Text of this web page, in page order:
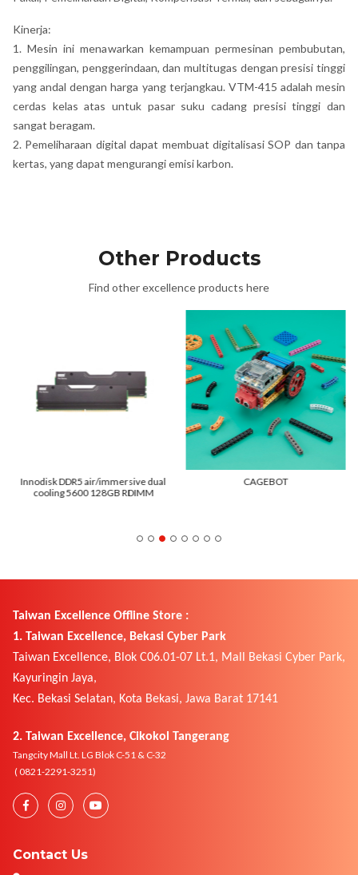
Kinerja:
1. Mesin ini menawarkan kemampuan permesinan pembubutan,
penggilingan, penggerindaan, dan multitugas dengan presisi tinggi
yang andal dengan harga yang terjangkau. VTM-415 adalah mesin
cerdas kelas atas untuk pasar suku cadang presisi tinggi dan
sangat beragam.
2. Pemeliharaan digital dapat membuat digitalisasi SOP dan tanpa
kertas, yang dapat mengurangi emisi karbon.
Other Products
Find other excellence products here
Innodisk DDR5 air/immersive dual
cooling 5600 128GB RDIMM
CAGEBOT
Taiwan Excellence Offline Store :
1. Taiwan Excellence, Bekasi Cyber Park
Taiwan Excellence, Blok C06.01-07 Lt.1, Mall Bekasi Cyber Park,
Kayuringin Jaya,
Kec. Bekasi Selatan, Kota Bekasi, Jawa Barat 17141
2. Taiwan Excellence, Cikokol Tangerang
Tangcity Mall Lt. LG Blok C-51 & C-32
( 0821-2291-3251)
Contact Us